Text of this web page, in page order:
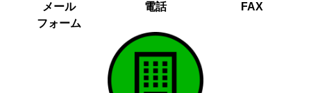
メール
フォーム
電話 FAX